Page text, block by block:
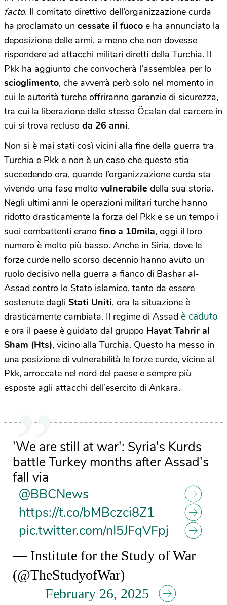
facto. Il comitato direttivo dell’organizzazione curda
ha proclamato un cessate il fuoco e ha annunciato la
deposizione delle armi, a meno che non dovesse
rispondere ad attacchi militari diretti della Turchia. Il
Pkk ha aggiunto che convocherà l’assemblea per lo
scioglimento, che avverrà però solo nel momento in
cui le autorità turche offriranno garanzie di sicurezza,
tra cui la liberazione dello stesso Öcalan dal carcere in
cui si trova recluso da 26 anni.
Non si è mai stati così vicini alla fine della guerra tra
Turchia e Pkk e non è un caso che questo stia
succedendo ora, quando l’organizzazione curda sta
vivendo una fase molto vulnerabile della sua storia.
Negli ultimi anni le operazioni militari turche hanno
ridotto drasticamente la forza del Pkk e se un tempo i
suoi combattenti erano fino a 10mila, oggi il loro
numero è molto più basso. Anche in Siria, dove le
forze curde nello scorso decennio hanno avuto un
ruolo decisivo nella guerra a fianco di Bashar al-
Assad contro lo Stato islamico, tanto da essere
sostenute dagli Stati Uniti, ora la situazione è
drasticamente cambiata. Il regime di Assad è caduto
e ora il paese è guidato dal gruppo Hayat Tahrir al
Sham (Hts), vicino alla Turchia. Questo ha messo in
una posizione di vulnerabilità le forze curde, vicine al
Pkk, arroccate nel nord del paese e sempre più
esposte agli attacchi dell’esercito di Ankara.
'We are still at war': Syria's Kurds
battle Turkey months after Assad's
fall via
@BBCNews
https://t.co/bMBczci8Z1
pic.twitter.com/nI5JFqVFpj
— Institute for the Study of War
(@TheStudyofWar)
February 26, 2025